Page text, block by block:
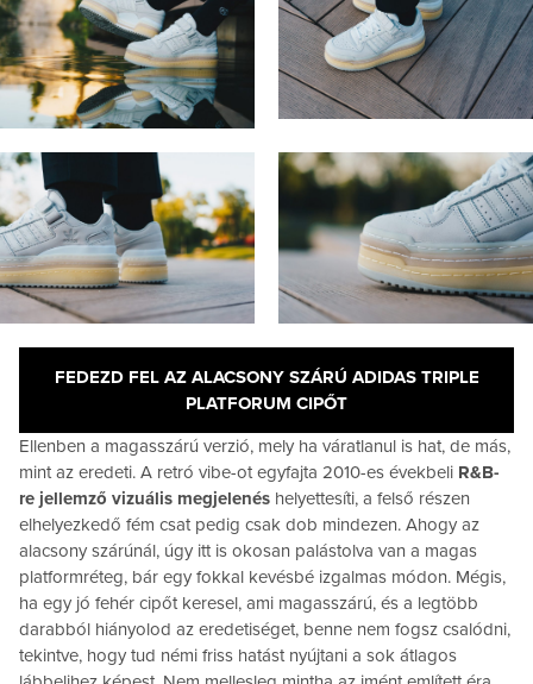
FEDEZD FEL AZ ALACSONY SZÁRÚ ADIDAS TRIPLE
PLATFORUM CIPŐT
Ellenben a magasszárú verzió, mely ha váratlanul is hat, de más,
mint az eredeti. A retró vibe-ot egyfajta 2010-es évekbeli R&B-
re jellemző vizuális megjelenés helyettesíti, a felső részen
elhelyezkedő fém csat pedig csak dob mindezen. Ahogy az
alacsony szárúnál, úgy itt is okosan palástolva van a magas
platformréteg, bár egy fokkal kevésbé izgalmas módon. Mégis,
ha egy jó fehér cipőt keresel, ami magasszárú, és a legtöbb
darabból hiányolod az eredetiséget, benne nem fogsz csalódni,
tekintve, hogy tud némi friss hatást nyújtani a sok átlagos